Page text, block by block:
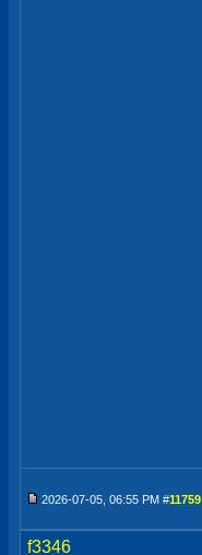
2026-07-05, 06:55 PM #11759
f3346